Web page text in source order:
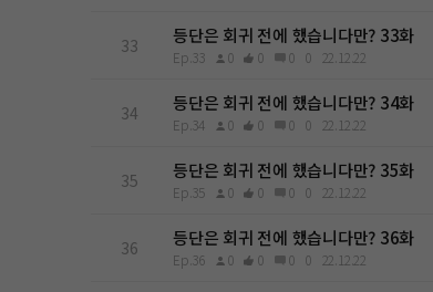
33 등단은 회귀 전에 했습니다만? 33화
Ep.33 0 0 0 0 22.12.22
34 등단은 회귀 전에 했습니다만? 34화
Ep.34 0 0 0 0 22.12.22
35 등단은 회귀 전에 했습니다만? 35화
Ep.35 0 0 0 0 22.12.22
36 등단은 회귀 전에 했습니다만? 36화
Ep.36 0 0 0 0 22.12.22